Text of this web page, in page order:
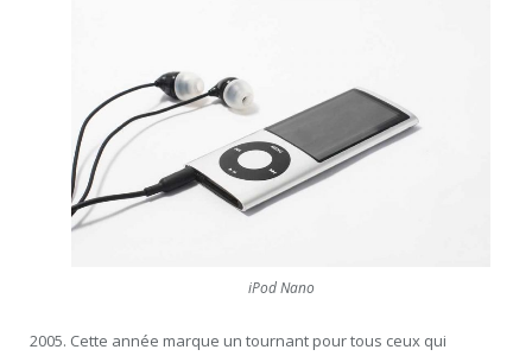
iPod Nano
2005. Cette année marque un tournant pour tous ceux qui